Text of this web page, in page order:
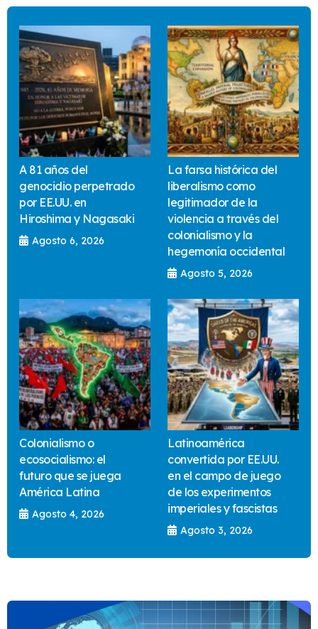
A 81 años del
genocidio perpetrado
por EE.UU. en
Hiroshima y Nagasaki
Agosto 6, 2026
La farsa histórica del
liberalismo como
legitimador de la
violencia a través del
colonialismo y la
hegemonía occidental
Agosto 5, 2026
Colonialismo o
ecosocialismo: el
futuro que se juega
América Latina
Agosto 4, 2026
Latinoamérica
convertida por EE.UU.
en el campo de juego
de los experimentos
imperiales y fascistas
Agosto 3, 2026